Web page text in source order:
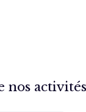
activités